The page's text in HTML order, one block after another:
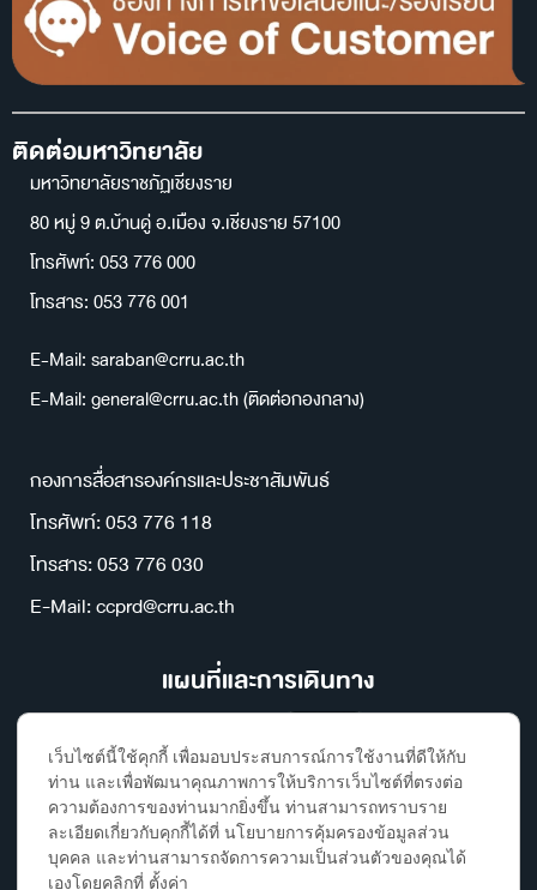
ติดต่อมหาวิทยาลัย
มหาวิทยาลัยราชภัฏเชียงราย
80 หมู่ 9 ต.บ้านดู่ อ.เมือง จ.เชียงราย 57100
โทรศัพท์: 053 776 000
โทรสาร: 053 776 001
E-Mail: saraban@crru.ac.th
E-Mail: general@crru.ac.th (ติดต่อกองกลาง)
กองการสื่อสารองค์กรและประชาสัมพันธ์
โทรศัพท์: 053 776 118
โทรสาร: 053 776 030
E-Mail: ccprd@crru.ac.th
แผนที่และการเดินทาง
เว็บไซต์นี้ใช้คุกกี้ เพื่อมอบประสบการณ์การใช้งานที่ดีให้กับ
ท่าน และเพื่อพัฒนาคุณภาพการให้บริการเว็บไซต์ที่ตรงต่อ
ความต้องการของท่านมากยิ่งขึ้น ท่านสามารถทราบราย
ละเอียดเกี่ยวกับคุกกี้ได้ที่ นโยบายการคุ้มครองข้อมูลส่วน
บุคคล และท่านสามารถจัดการความเป็นส่วนตัวของคุณได้
เองโดยคลิกที่ ตั้งค่า